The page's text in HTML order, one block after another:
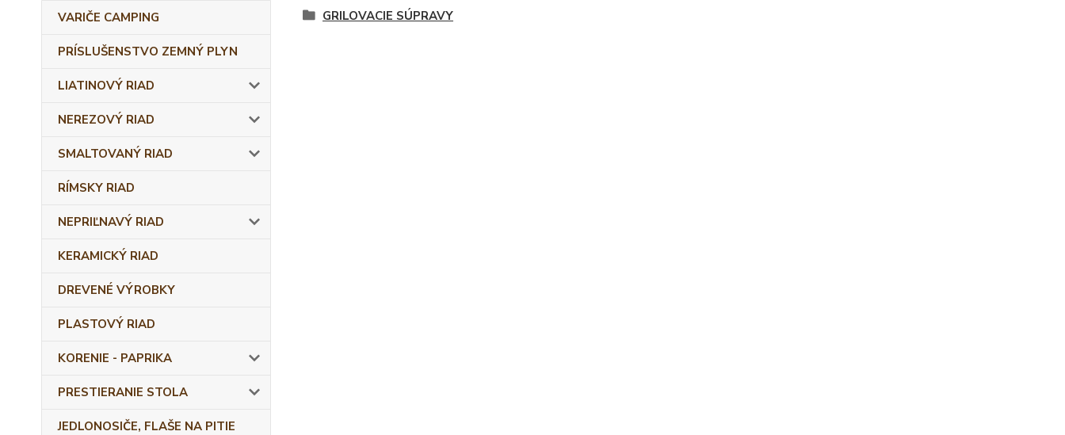
VARIČE CAMPING
PRÍSLUŠENSTVO ZEMNÝ PLYN
LIATINOVÝ RIAD
NEREZOVÝ RIAD
SMALTOVANÝ RIAD
RÍMSKY RIAD
NEPRIĽNAVÝ RIAD
KERAMICKÝ RIAD
DREVENÉ VÝROBKY
PLASTOVÝ RIAD
KORENIE - PAPRIKA
PRESTIERANIE STOLA
JEDLONOSIČE, FLAŠE NA PITIE
GRILOVACIE SÚPRAVY